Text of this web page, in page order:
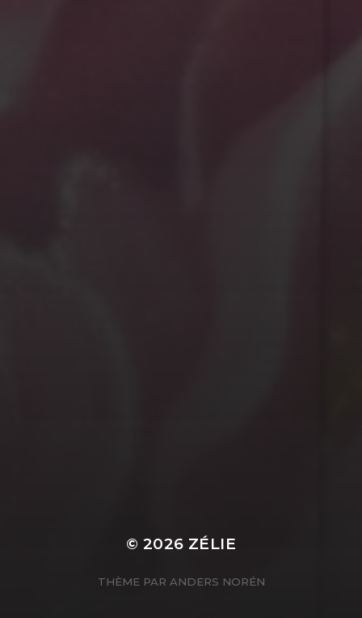
© 2026 ZÉLIE
THÈME PAR ANDERS NORÉN